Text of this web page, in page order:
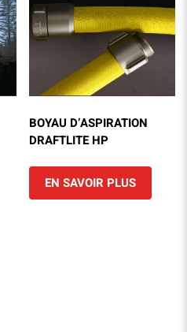
BOYAU D’ASPIRATION
DRAFTLITE HP
EN SAVOIR PLUS